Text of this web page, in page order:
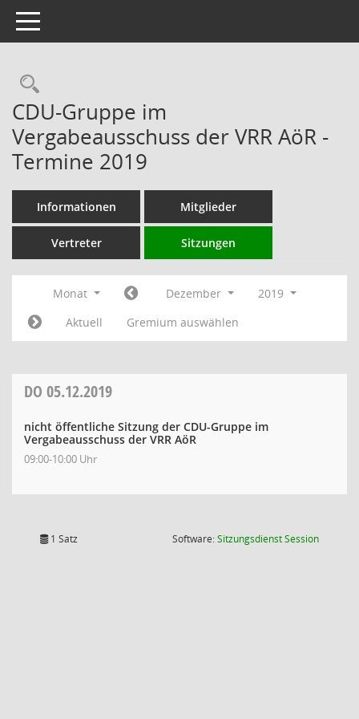
Toggle navigation
Rechercheauswahl
CDU-Gruppe im
Vergabeausschuss der VRR AöR -
Termine 2019
Informationen Mitglieder
Vertreter Sitzungen
Monat Dezember
2019
Aktuell
Gremium auswählen
DO 05.12.2019
nicht öffentliche Sitzung der CDU-Gruppe im
Vergabeausschuss der VRR AöR
09:00-10:00 Uhr
1 Satz Software:SitzungsdienstSession(Wird in